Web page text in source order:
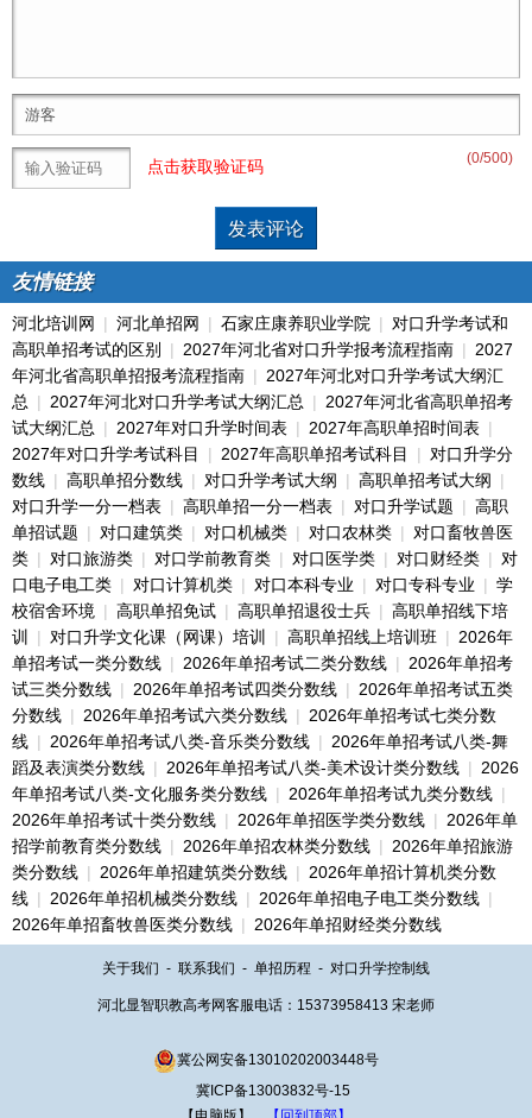
(0/500)
点击获取验证码
友情链接
河北培训网 | 河北单招网 | 石家庄康养职业学院 | 对口升学考试和
高职单招考试的区别
| 2027年河北省对口升学报考流程指南 | 2027
年河北省高职单招报考流程指南 | 2027年河北对口升学考试大纲汇
总 | 2027年河北对口升学考试大纲汇总 | 2027年河北省高职单招考
试大纲汇总 | 2027年对口升学时间表 | 2027年高职单招时间表 |
2027年对口升学考试科目
| 2027年高职单招考试科目 | 对口升学分
数线 | 高职单招分数线 | 对口升学考试大纲 | 高职单招考试大纲 |
对口升学一分一档表 | 高职单招一分一档表 | 对口升学试题 | 高职
单招试题 | 对口建筑类 | 对口机械类 | 对口农林类 | 对口畜牧兽医
类 | 对口旅游类 | 对口学前教育类 | 对口医学类 | 对口财经类 | 对
口电子电工类 | 对口计算机类 | 对口本科专业 | 对口专科专业 | 学
校宿舍环境 | 高职单招免试 | 高职单招退役士兵 | 高职单招线下培
训
| 对口升学文化课（网课）培训 | 高职单招线上培训班 | 2026年
单招考试一类分数线 | 2026年单招考试二类分数线 | 2026年单招考
试三类分数线 | 2026年单招考试四类分数线 | 2026年单招考试五类
分数线 | 2026年单招考试六类分数线 | 2026年单招考试七类分数
线 | 2026年单招考试八类-音乐类分数线 | 2026年单招考试八类-舞
蹈及表演类分数线 | 2026年单招考试八类-美术设计类分数线 | 2026
年单招考试八类-文化服务类分数线 | 2026年单招考试九类分数线 |
2026年单招考试十类分数线 | 2026年单招医学类分数线 | 2026年单
招学前教育类分数线 | 2026年单招农林类分数线 | 2026年单招旅游
类分数线 | 2026年单招建筑类分数线 | 2026年单招计算机类分数
线 | 2026年单招机械类分数线 | 2026年单招电子电工类分数线 |
2026年单招畜牧兽医类分数线 | 2026年单招财经类分数线
关于我们 - 联系我们 - 单招历程 - 对口升学控制线
河北显智职教高考网客服电话：15373958413 宋老师
冀公网安备13010202003448号
冀ICP备13003832号-15